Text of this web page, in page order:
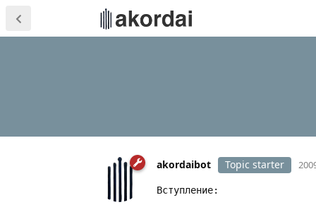
akordaibot Topic starter
Вступление: